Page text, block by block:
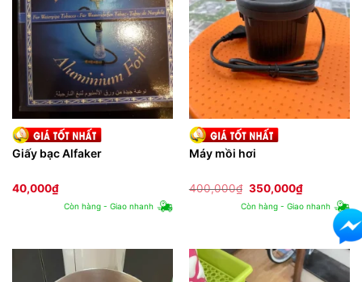
Giấy bạc Alfaker
40,000₫
Còn hàng - Giao nhanh
Máy mồi hơi
400,000₫ Giá
là:
350,000₫Giá
hiện
tại
350,000₫.
Còn hàng - Giao nhanh